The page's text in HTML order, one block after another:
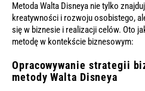
Metoda Walta Disneya nie tylko
kreatywności i rozwoju osobistego,
się w biznesie i realizacji celów. Oto
metodę w kontekście biznesowym:
Opracowywanie strategii
metody Walta Disneya